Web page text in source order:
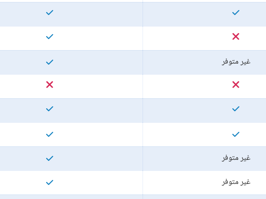
غير متوفر
غير متوفر
غير متوفر